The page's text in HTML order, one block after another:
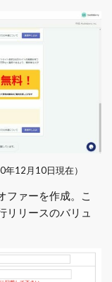
12月10日現在）
ファーを作成。こ
リリースのバリュ